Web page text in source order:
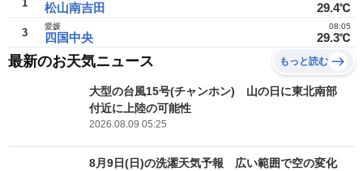
1 松山南吉田 29.4℃
3 四国中央
愛媛
29.3℃
08:05
最新のお天気ニュース もっと読む
大型の台風15号(チャンホン) 山の日に東北南部
付近に上陸の可能性
2026.08.09 05:25
8月9日(日)の洗濯天気予報 広い範囲で空の変化